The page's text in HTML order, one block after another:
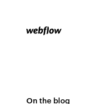
On the blog